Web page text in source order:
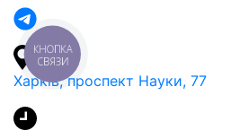
Харків, проспект Науки, 77
КНОПКА
СВЯЗИ